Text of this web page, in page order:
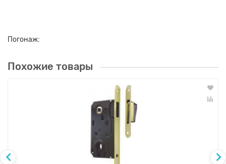
Погонаж:
Похожие товары